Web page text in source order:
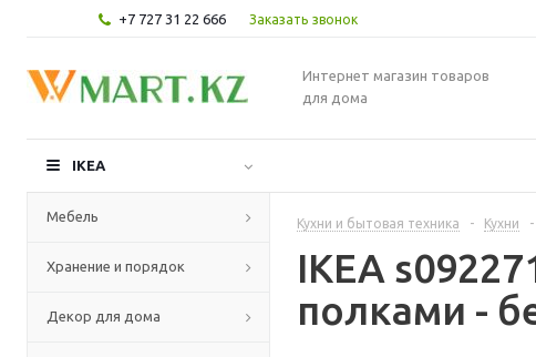
+7 727 31 22 666 Заказать звонок
Интернет магазин товаров
для дома
IKEA
Мебель
Хранение и порядок
Декор для дома
Кухни и бытовая техника - Кухни -
IKEA
полками -